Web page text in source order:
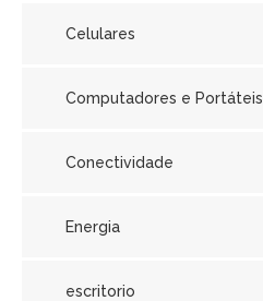
Celulares
Computadores e Portáteis
Conectividade
Energia
escritorio